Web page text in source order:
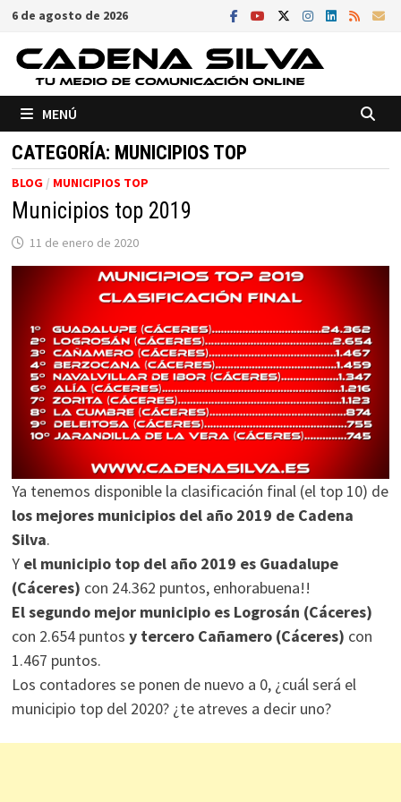
Saltar
contenido
6 de agosto de 2026
MENÚ
CATEGORÍA: MUNICIPIOS TOP
BLOG/ MUNICIPIOS TOP
Municipios top 2019
11 de enero de 2020
Ya tenemos disponible la clasificación final (el top 10) de
los mejores municipios del año 2019 de Cadena
Silva.
Y el municipio top del año 2019 es Guadalupe
(Cáceres) con 24.362 puntos, enhorabuena!!
El segundo mejor municipio es Logrosán (Cáceres)
con 2.654 puntos y tercero Cañamero (Cáceres) con
1.467 puntos.
Los contadores se ponen de nuevo a 0, ¿cuál será el
municipio top del 2020? ¿te atreves a decir uno?